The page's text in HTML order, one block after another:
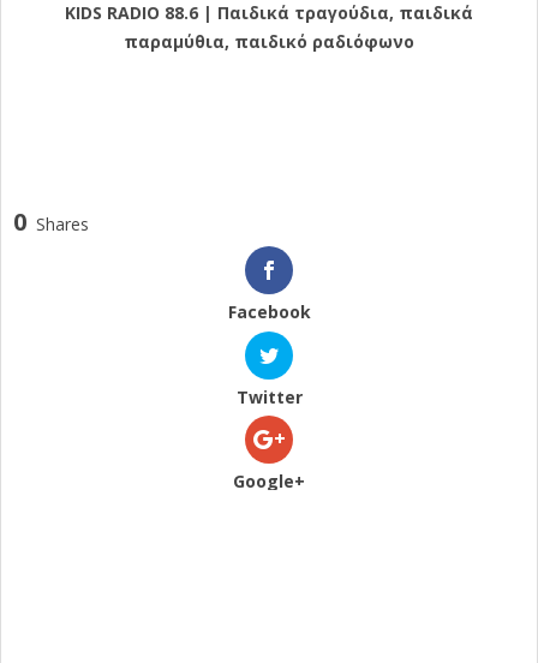
KIDS RADIO 88.6 | Παιδικά τραγούδια, παιδικά
παραμύθια, παιδικό ραδιόφωνο
0 Shares
Facebook
Twitter
Google+